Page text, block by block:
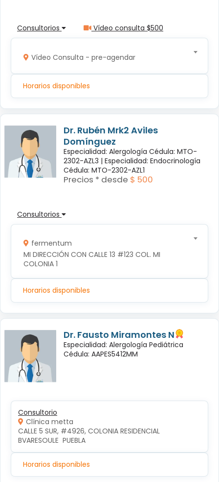
Consultorios Vídeo consulta $500
Vídeo Consulta - pre-agendar
Horarios disponibles
Dr. Rubén Mrk2 Aviles
Domínguez
Especialidad: Alergología Cédula: MTO-
2302-AZL3 | Especialidad: Endocrinología
Cédula: MTO-2302-AZL1
Precios * desde $ 500
Consultorios
fermentum
MI DIRECCIÓN CON CALLE 13 #123 COL. MI
COLONIA 1
Horarios disponibles
Dr. Fausto Miramontes N
Especialidad: Alergología Pediátrica
Cédula: AAPES5412MM
Consultorio
Clínica metta
CALLE 5 SUR, #4926, COLONIA RESIDENCIAL
BVARESOULE  PUEBLA
Horarios disponibles